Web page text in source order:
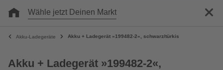
Wähle jetzt Deinen Markt
Akku-Ladegeräte Akku + Ladegerät »199482-2«, schwarz/türkis
Akku + Ladegerät »199482-2«,